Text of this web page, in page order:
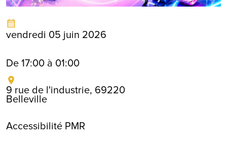
vendredi 05 juin 2026
De 17:00 à 01:00
9 rue de l'industrie, 69220
Belleville
Accessibilité PMR